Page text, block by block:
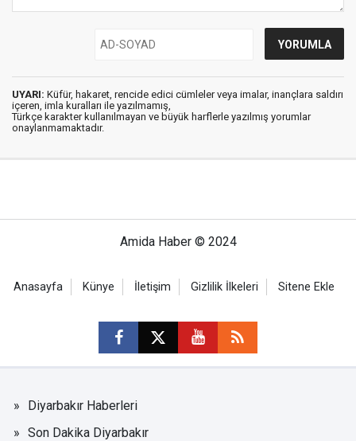
UYARI: Küfür, hakaret, rencide edici cümleler veya imalar, inançlara saldırı
içeren, imla kuralları ile yazılmamış,
Türkçe karakter kullanılmayan ve büyük harflerle yazılmış yorumlar
onaylanmamaktadır.
Amida Haber © 2024
Anasayfa Künye İletişim Gizlilik İlkeleri Sitene Ekle
Diyarbakır Haberleri
Son Dakika Diyarbakır